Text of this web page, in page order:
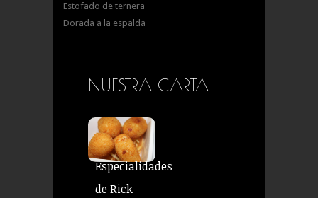
Estofado de ternera
Dorada a la espalda
NUESTRA CARTA
Especialidades
de Rick